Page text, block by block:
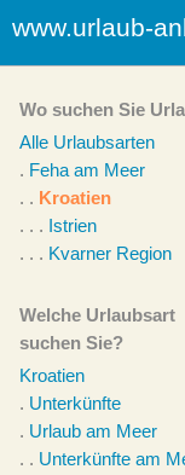
www.urlaub-
Wo suchen Sie
Alle Urlaubsarten
. Feha am Meer
. . Kroatien
. . . Istrien
. . . Kvarner Region
Welche Urlaubsart
suchen Sie?
Kroatien
. Unterkünfte
. Urlaub am Meer
. . Unterkünfte am